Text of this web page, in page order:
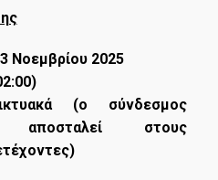
Office
Services
Νοεμβρίου 2025
(ο σύνδεσμος
στους